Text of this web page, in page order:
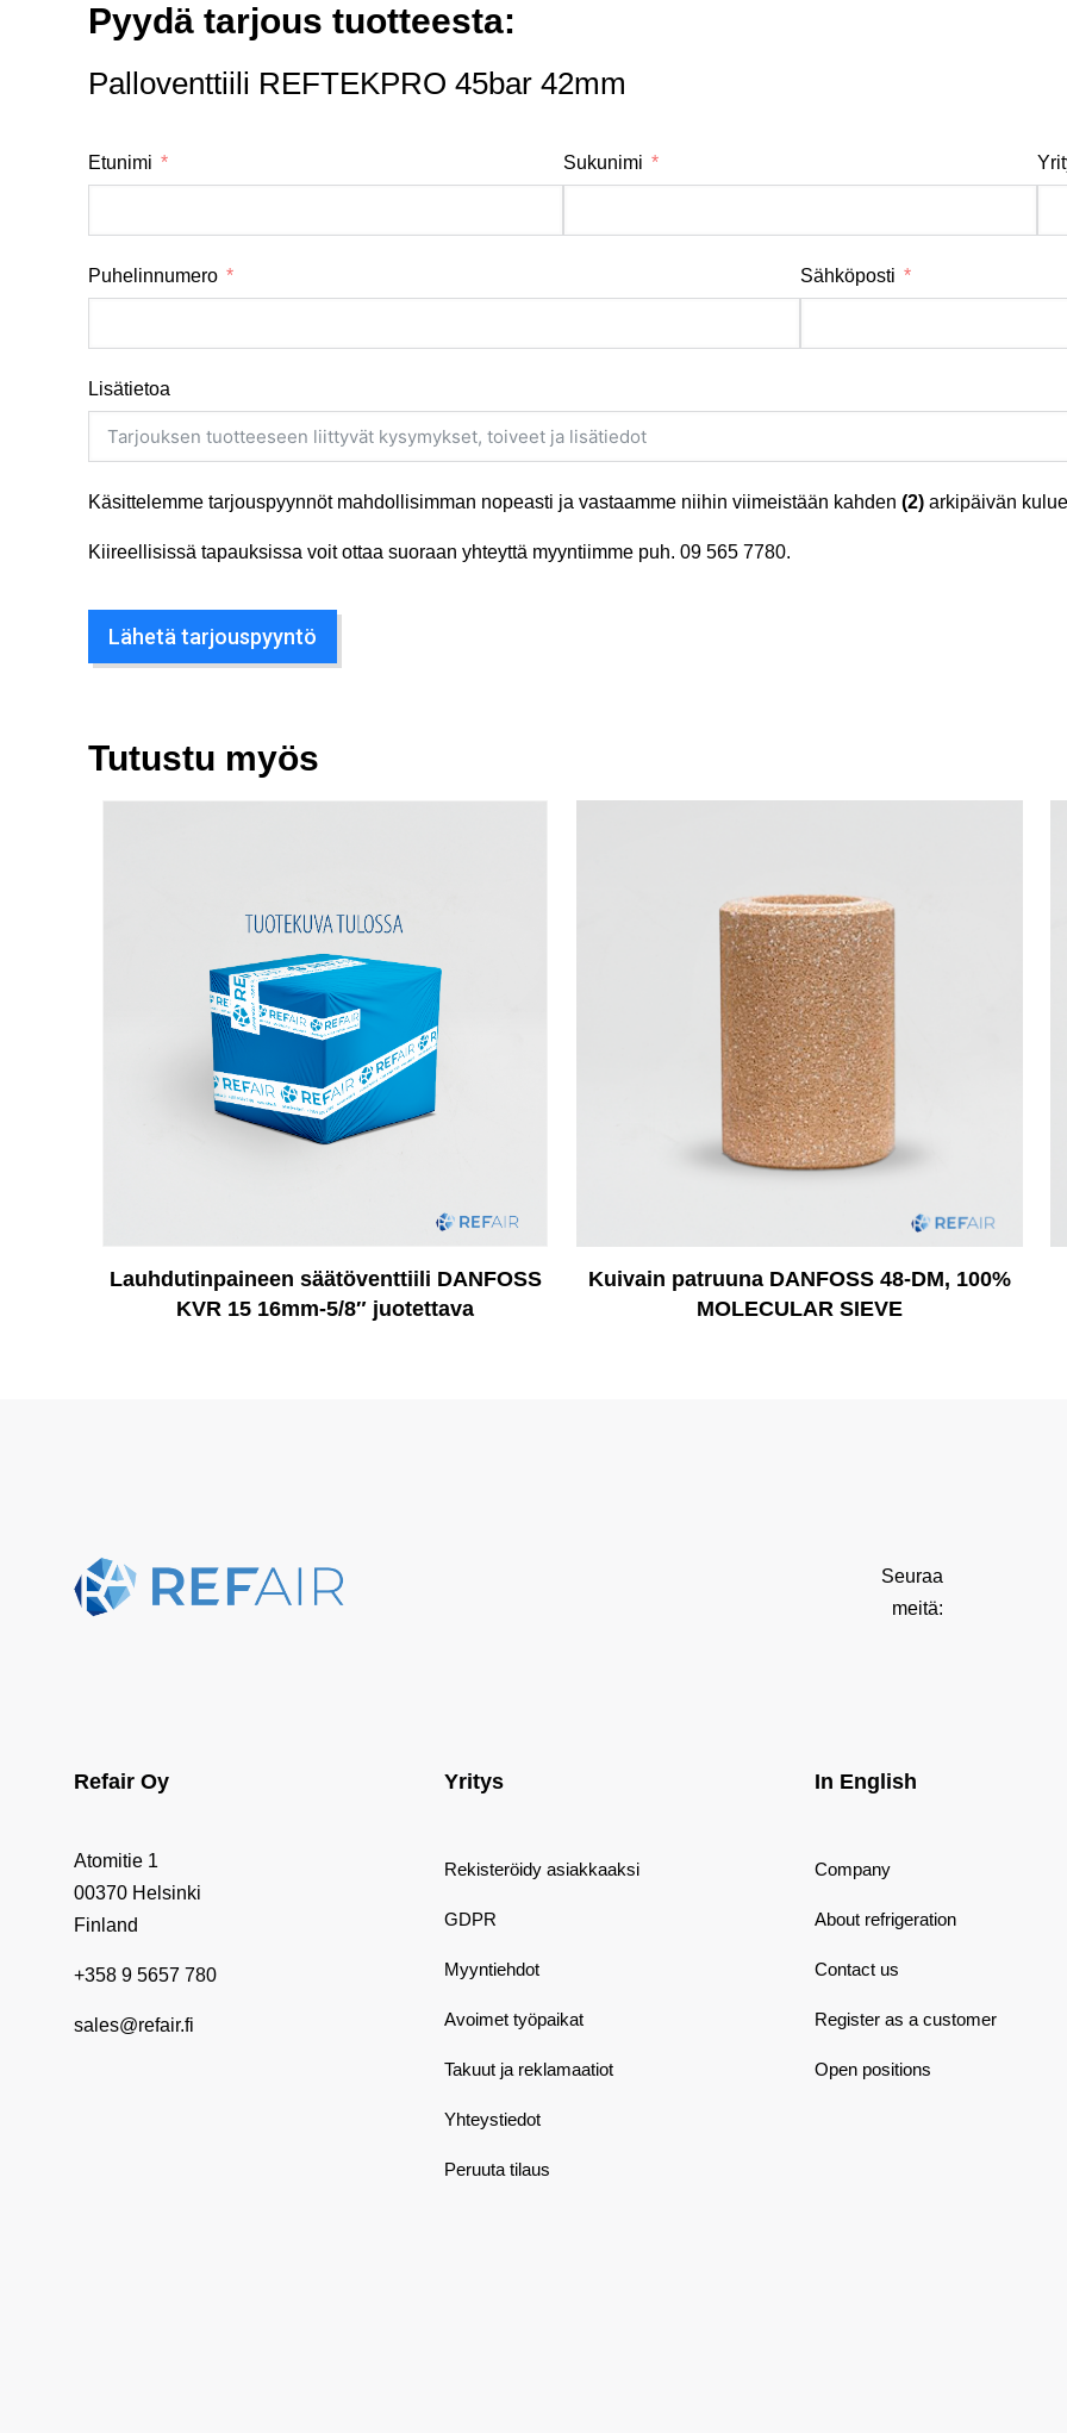
Pyydä tarjous tuotteesta:
Palloventtiili REFTEKPRO 45bar 42mm
Etunimi Sukunimi
Puhelinnumero Sähköposti
Lisätietoa
Käsittelemme tarjouspyynnöt mahdollisimman nopeasti ja vastaamme niihin viimeistään kahden (2) arkipäivän
Kiireellisissä tapauksissa voit ottaa suoraan yhteyttä myyntiimme puh. 09 565 7780.
Lähetä tarjouspyyntö
Tutustu myös
Lauhdutinpaineen säätöventtiili DANFOSS
KVR 15 16mm-5/8″ juotettava
Kuivain patruuna DANFOSS 48-DM, 100%
MOLECULAR SIEVE
Seuraa
meitä:
Refair Oy
Atomitie 1
00370 Helsinki
Finland
+358 9 5657 780
sales@refair.fi
Yritys
Rekisteröidy asiakkaaksi
GDPR
Myyntiehdot
Avoimet työpaikat
Takuut ja reklamaatiot
Yhteystiedot
Peruuta tilaus
In English
Company
About refrigeration
Contact us
Register as a customer
Open positions